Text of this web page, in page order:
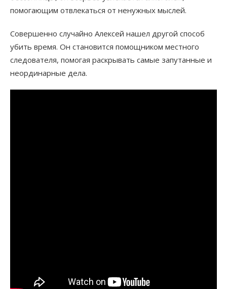
помогающим отвлекаться от ненужных мыслей.
Совершенно случайно Алексей нашел другой способ
убить время. Он становится помощником местного
следователя, помогая раскрывать самые запутанные и
неординарные дела.